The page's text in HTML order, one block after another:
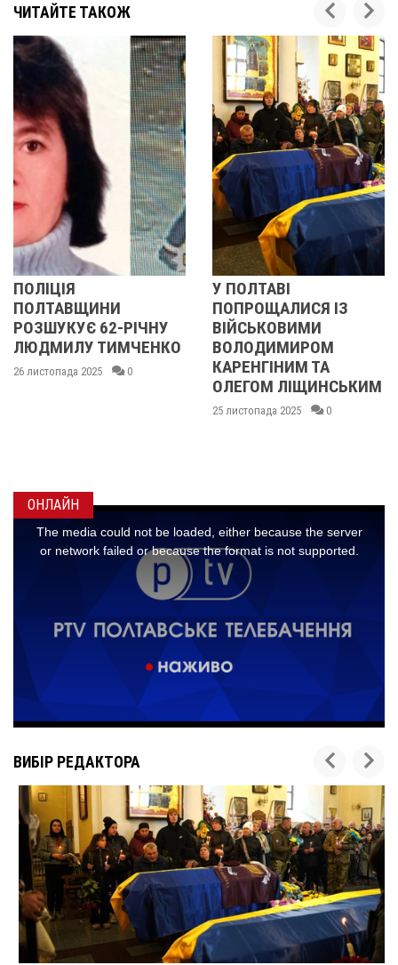
ЧИТАЙТЕ ТАКОЖ
ПОПРОЩАЛИСЯ ІЗ
ВІЙСЬКОВИМИ
ВОЛОДИМИРОМ
КАРЕНГІНИМ ТА
ОЛЕГОМ ЛІЩИНСЬКИМ
У ПОЛТАВІ
ПОПРОЩАЛИСЯ
БІЙЦЯМИ
ОЛЕКСАНДРОМ
ІВАЩЕНКОМ,
ДМИТРОМ
КИСЛИЧЕНКОМ
ОНЛАЙН
ВИБІР РЕДАКТОРА